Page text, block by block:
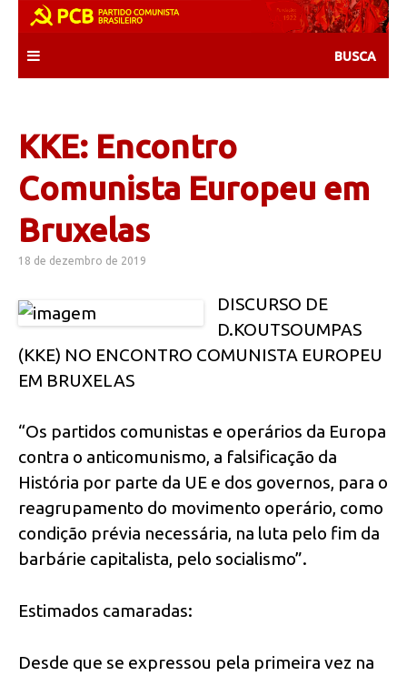
content
KKE: Encontro
Comunista Europeu em
Bruxelas
18 de dezembro de 2019
DISCURSO DE
D.KOUTSOUMPAS
(KKE) NO ENCONTRO COMUNISTA EUROPEU
EM BRUXELAS
“Os partidos comunistas e operários da Europa
contra o anticomunismo, a falsificação da
História por parte da UE e dos governos, para o
reagrupamento do movimento operário, como
condição prévia necessária, na luta pelo fim da
barbárie capitalista, pelo socialismo”.
Estimados camaradas:
Desde que se expressou pela primeira vez na